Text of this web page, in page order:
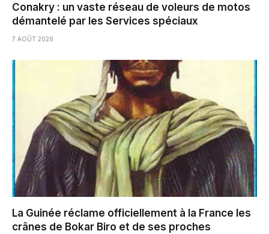
Conakry : un vaste réseau de voleurs de motos
démantelé par les Services spéciaux
7 AOÛT 2026
La Guinée réclame officiellement à la France les
crânes de Bokar Biro et de ses proches